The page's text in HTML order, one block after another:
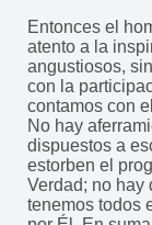
Entonces el
atento a la
angustiosos,
con la
contamos con
No hay
dispuestos a
estorben el
Verdad; no hay
tenemos todos